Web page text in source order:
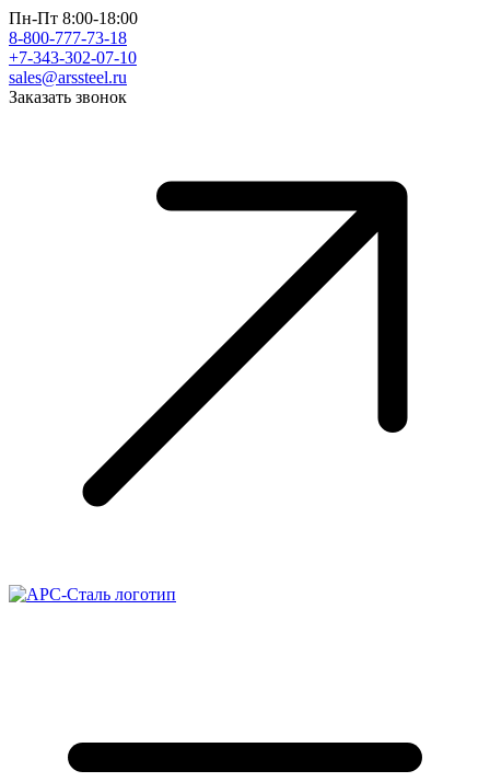
Пн-Пт 8:00-18:00
8-800-777-73-18
+7-343-302-07-10
sales@arssteel.ru
Заказать звонок